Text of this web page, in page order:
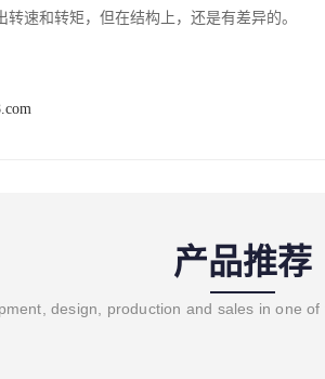
转速和转矩，但在结构上，还是有差异的。
产品推荐
design, production and sales in one